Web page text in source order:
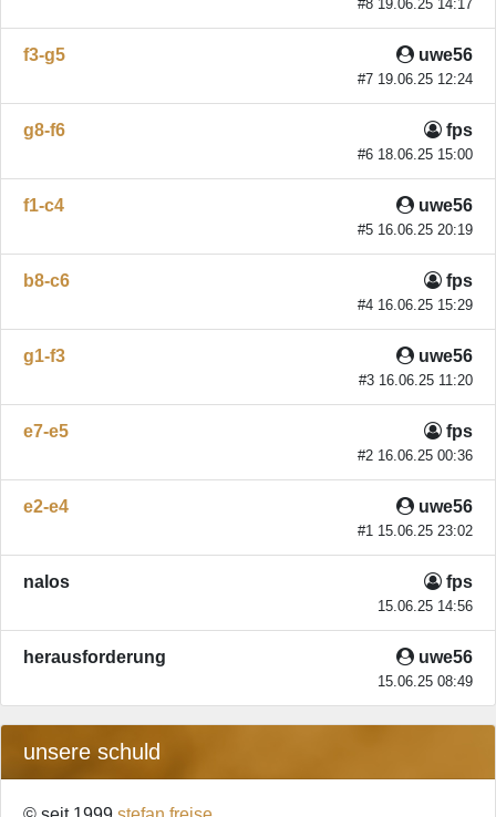
#8 19.06.25 14:17
uwe56
#7 19.06.25 12:24
f3-g5
fps
#6 18.06.25 15:00
g8-f6
uwe56
#5 16.06.25 20:19
f1-c4
fps
#4 16.06.25 15:29
b8-c6
uwe56
#3 16.06.25 11:20
g1-f3
fps
#2 16.06.25 00:36
e7-e5
uwe56
#1 15.06.25 23:02
e2-e4
fps
15.06.25 14:56
nalos
uwe56
15.06.25 08:49
herausforderung
unsere schuld